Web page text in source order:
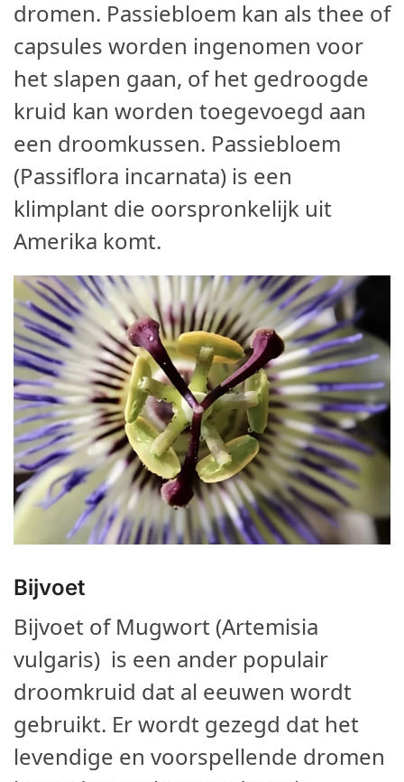
dromen. Passiebloem kan als thee of
capsules worden ingenomen voor
het slapen gaan, of het gedroogde
kruid kan worden toegevoegd aan
een droomkussen. Passiebloem
(Passiflora incarnata) is een
klimplant die oorspronkelijk uit
Amerika komt.
Bijvoet
Bijvoet of Mugwort (Artemisia
vulgaris) is een ander populair
droomkruid dat al eeuwen wordt
gebruikt. Er wordt gezegd dat het
levendige en voorspellende dromen